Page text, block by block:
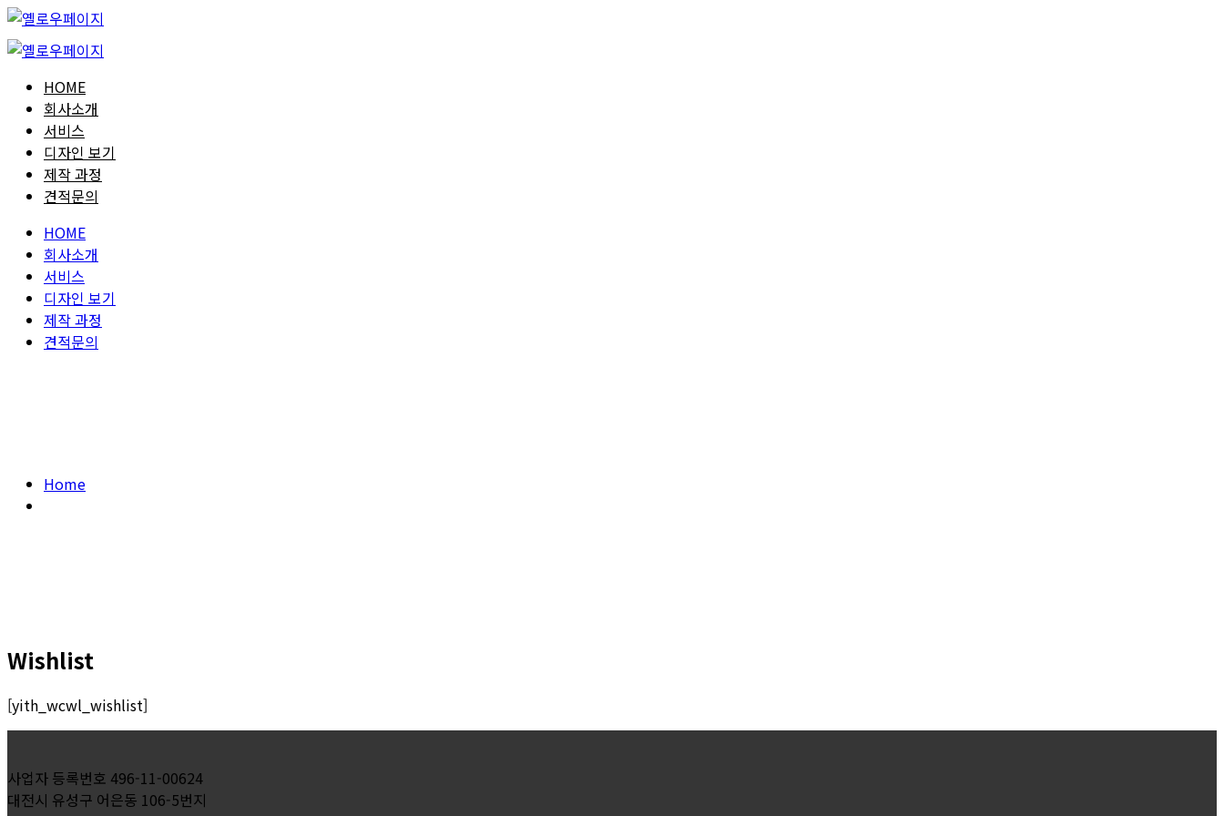
HOME
회사소개
서비스
디자인 보기
제작 과정
견적문의
HOME
회사소개
서비스
디자인 보기
제작 과정
견적문의
Home
Wishlist
[yith_wcwl_wishlist]
사업자 등록번호 496-11-00624
대전시 유성구 어은동 106-5번지